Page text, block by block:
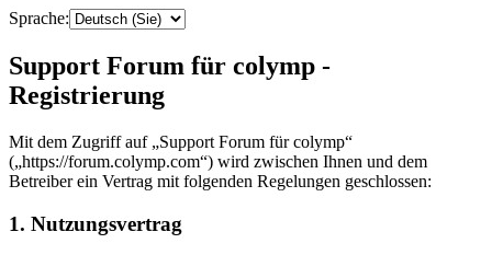
Sprache:
Support Forum für colymp -
Registrierung
Mit dem Zugriff auf „Support Forum für colymp“
(„https://forum.colymp.com“) wird zwischen Ihnen und dem
Betreiber ein Vertrag mit folgenden Regelungen geschlossen:
1. Nutzungsvertrag